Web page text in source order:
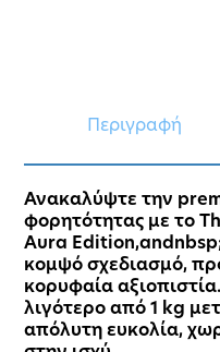
Περιγραφή
Ανακαλύψτε την
φορητότητας με το
Aura
κομψό σχεδιασμό,
κορυφαία
λιγότερο από 1 kg
απόλυτη ευκολία,